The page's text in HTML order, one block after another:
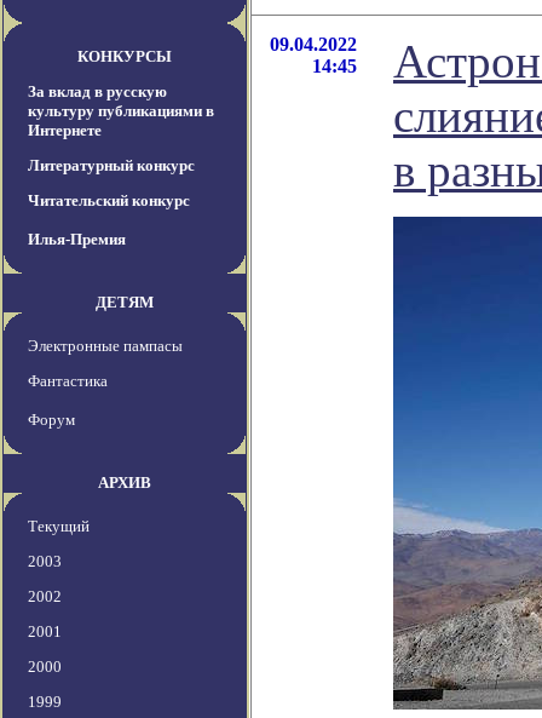
КОНКУРСЫ
За вклад в русскую
культуру публикациями в
Интернете
Литературный конкурс
Читательский конкурс
Илья-Премия
ДЕТЯМ
Электронные пампасы
Фантастика
Форум
АРХИВ
Текущий
2003
2002
2001
2000
1999
09.04.2022
14:45
в